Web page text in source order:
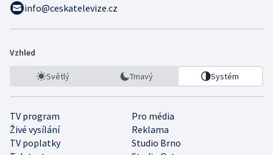
info@ceskatelevize.cz
Vzhled
Světlý Tmavý Systém
TV program
Pro média
Živé vysílání
Reklama
TV poplatky
Studio Brno